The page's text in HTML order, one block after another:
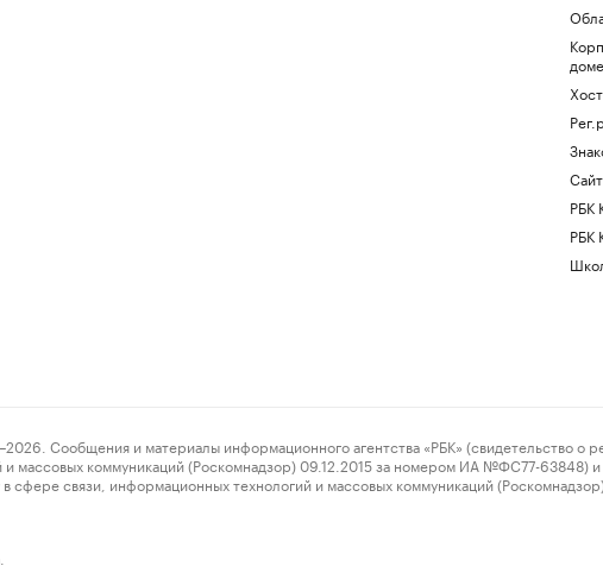
РБК
РБК
и материалы информационного агентства «РБК» (свидетельство о
массовых коммуникаций (Роскомнадзор) 09.12.2015 за номером ИА №ФС77-63848) и
сфере связи, информационных технологий и массовых коммуникаций